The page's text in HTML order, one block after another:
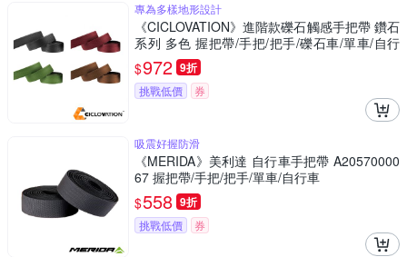
專為多樣地形設計
《CICLOVATION》進階款礫石觸感手把帶 鑽石
系列 多色 握把帶/手把/把手/礫石車/單車/自行
車
$972 9折
挑戰低價 券
吸震好握防滑
《MERIDA》美利達 自行車手把帶 A20570000
67 握把帶/手把/把手/單車/自行車
$558 9折
挑戰低價 券